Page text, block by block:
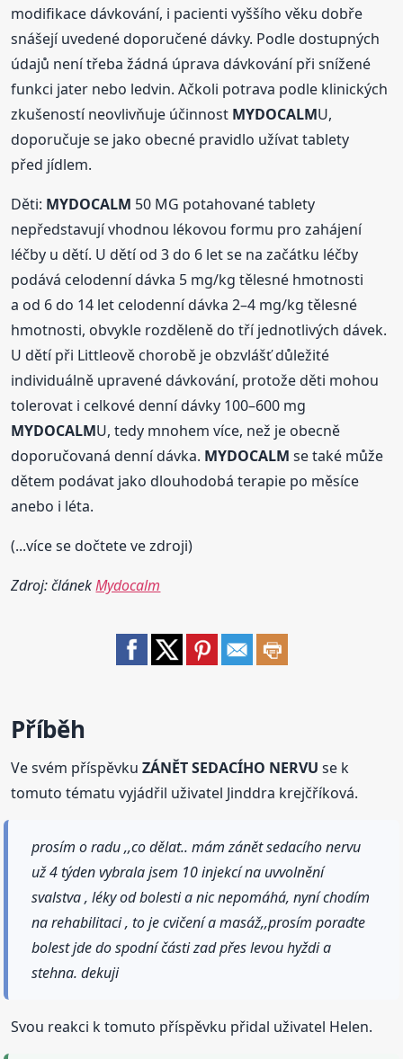
modifikace dávkování, i pacienti vyššího věku dobře
snášejí uvedené doporučené dávky. Podle dostupných
údajů není třeba žádná úprava dávkování při snížené
funkci jater nebo ledvin. Ačkoli potrava podle klinických
zkušeností neovlivňuje účinnost MYDOCALMU,
doporučuje se jako obecné pravidlo užívat tablety
před jídlem.
Děti: MYDOCALM 50 MG potahované tablety
nepředstavují vhodnou lékovou formu pro zahájení
léčby u dětí. U dětí od 3 do 6 let se na začátku léčby
podává celodenní dávka 5 mg/kg tělesné hmotnosti
a od 6 do 14 let celodenní dávka 2–4 mg/kg tělesné
hmotnosti, obvykle rozděleně do tří jednotlivých dávek.
U dětí při Littleově chorobě je obzvlášť důležité
individuálně upravené dávkování, protože děti mohou
tolerovat i celkové denní dávky 100–600 mg
MYDOCALMU, tedy mnohem více, než je obecně
doporučovaná denní dávka. MYDOCALM se také může
dětem podávat jako dlouhodobá terapie po měsíce
anebo i léta.
(...více se dočtete ve zdroji)
Zdroj: článekMydocalm
Příběh
Ve svém příspěvkuZÁNĚT SEDACÍHO NERVU se k
tomuto tématu vyjádřil uživatel Jinddra krejčříková.
prosím o radu ,,co dělat.. mám zánět sedacího nervu
už 4 týden vybrala jsem 10 injekcí na uvvolnění
svalstva , léky od bolesti a nic nepomáhá, nyní chodím
na rehabilitaci , to je cvičení a masáž,,prosím poradte
bolest jde do spodní části zad přes levou hyždi a
stehna. dekuji
Svou reakci k tomuto příspěvku přidal uživatel Helen.